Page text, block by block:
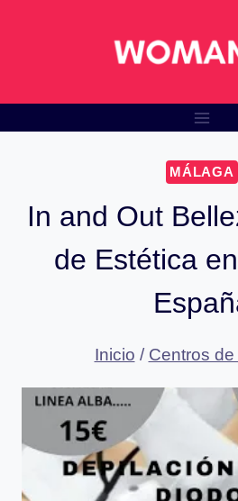
MÁLAGA
In and Out
de Estética
Inicio / Centros